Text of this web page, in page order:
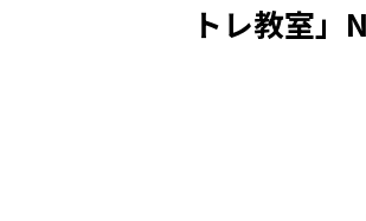
トレ教室」